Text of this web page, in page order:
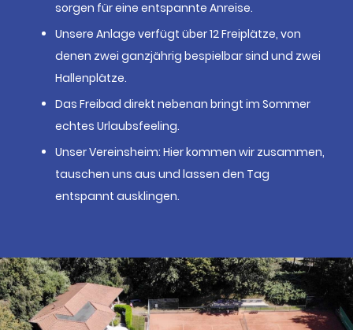
sorgen für eine entspannte Anreise.
Unsere Anlage verfügt über 12 Freiplätze, von
denen zwei ganzjährig bespielbar sind und zwei
Hallenplätze.
Das Freibad direkt nebenan bringt im Sommer
echtes Urlaubsfeeling.
Unser Vereinsheim: Hier kommen wir zusammen,
tauschen uns aus und lassen den Tag
entspannt ausklingen.